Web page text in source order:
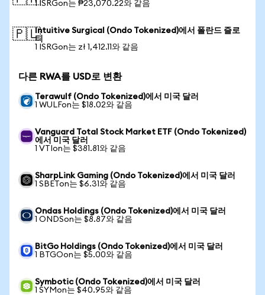
1 ISRGon는 ₱23,070.22와 같음
🇵🇱Intuitive Surgical (Ondo Tokenized)에서 폴란드 즐로
티
1 ISRGon는 zł 1,412.11와 같음
다른 RWA를 USD로 변환
Terawulf (Ondo Tokenized)에서 미국 달러
1 WULFon는 $18.02와 같음
Vanguard Total Stock Market ETF (Ondo Tokenized)
에서 미국 달러
1 VTIon는 $381.81와 같음
SharpLink Gaming (Ondo Tokenized)에서 미국 달러
1 SBETon는 $6.31와 같음
Ondas Holdings (Ondo Tokenized)에서 미국 달러
1 ONDSon는 $8.87와 같음
BitGo Holdings (Ondo Tokenized)에서 미국 달러
1 BTGOon는 $5.00와 같음
Symbotic (Ondo Tokenized)에서 미국 달러
1 SYMon는 $40.95와 같음